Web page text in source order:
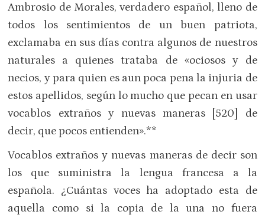
Ambrosio de Morales, verdadero español, lleno de
todos los sentimientos de un buen patriota,
exclamaba en sus días contra algunos de nuestros
naturales a quienes trataba de «ociosos y de
necios, y para quien es aun poca pena la injuria de
estos apellidos, según lo mucho que pecan en usar
vocablos extraños y nuevas maneras [520] de
decir, que pocos entienden».**
Vocablos extraños y nuevas maneras de decir son
los que suministra la lengua francesa a la
española. ¿Cuántas voces ha adoptado esta de
aquella como si la copia de la una no fuera